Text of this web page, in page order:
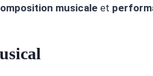
musicale et